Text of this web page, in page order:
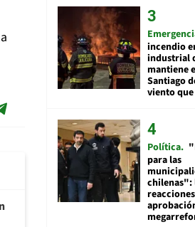
incendio
industrial
mantiene
Santiago
viento que
Política
para las
chilenas":